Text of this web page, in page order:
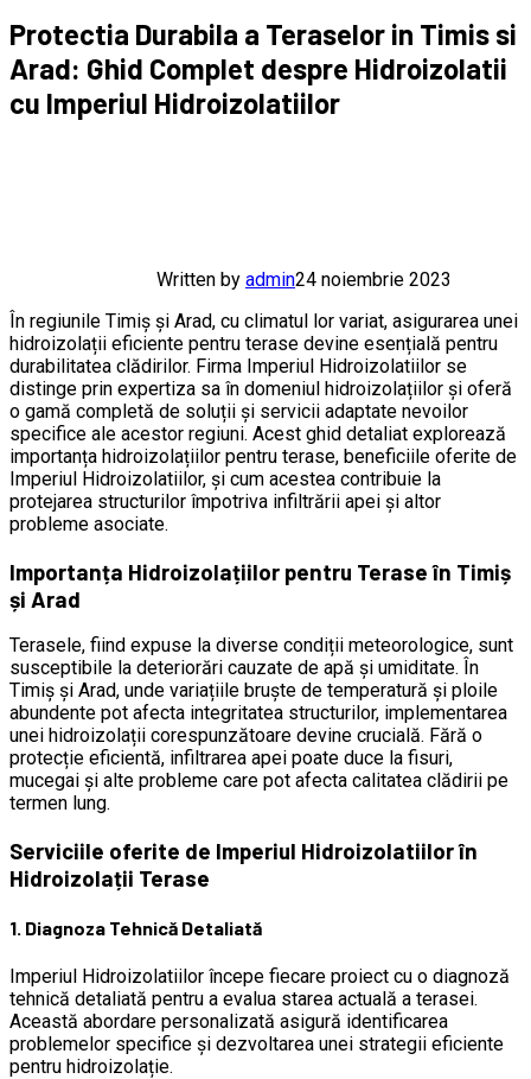
Protectia Durabila a Teraselor in Timis si
Arad: Ghid Complet despre Hidroizolatii
cu Imperiul Hidroizolatiilor
Written by admin24 noiembrie 2023
În regiunile Timiș și Arad, cu climatul lor variat, asigurarea unei
hidroizolații eficiente pentru terase devine esențială pentru
durabilitatea clădirilor. Firma Imperiul Hidroizolatiilor se
distinge prin expertiza sa în domeniul hidroizolațiilor și oferă
o gamă completă de soluții și servicii adaptate nevoilor
specifice ale acestor regiuni. Acest ghid detaliat explorează
importanța hidroizolațiilor pentru terase, beneficiile oferite de
Imperiul Hidroizolatiilor, și cum acestea contribuie la
protejarea structurilor împotriva infiltrării apei și altor
probleme asociate.
Importanța Hidroizolațiilor pentru Terase în Timiș
și Arad
Terasele, fiind expuse la diverse condiții meteorologice, sunt
susceptibile la deteriorări cauzate de apă și umiditate. În
Timiș și Arad, unde variațiile bruște de temperatură și ploile
abundente pot afecta integritatea structurilor, implementarea
unei hidroizolații corespunzătoare devine crucială. Fără o
protecție eficientă, infiltrarea apei poate duce la fisuri,
mucegai și alte probleme care pot afecta calitatea clădirii pe
termen lung.
Serviciile oferite de Imperiul Hidroizolatiilor în
Hidroizolații Terase
1. Diagnoza Tehnică Detaliată
Imperiul Hidroizolatiilor începe fiecare proiect cu o diagnoză
tehnică detaliată pentru a evalua starea actuală a terasei.
Această abordare personalizată asigură identificarea
problemelor specifice și dezvoltarea unei strategii eficiente
pentru hidroizolație.